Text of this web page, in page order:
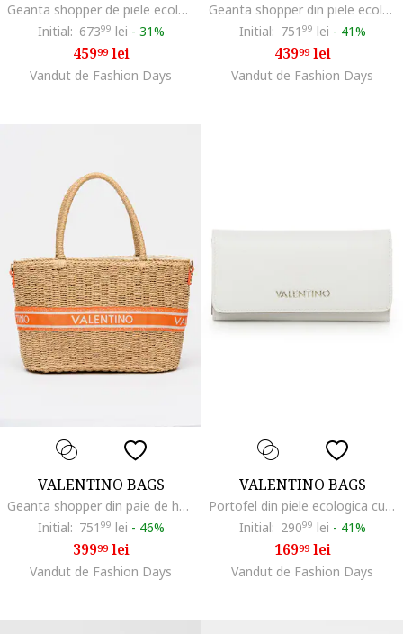
Geanta shopper de piele ecologica, Negru
Initial: 67399 lei - 31%
45999lei
Vandut de Fashion Days
Geanta shopper din piele ecologica si bareta din material textil pentru umar Zero, Maro
Initial: 751 99 lei - 41%
43999lei
Vandut de Fashion Days
VALENTINO BAGS
Geanta shopper din paie de hartie cu banda logo, Maro deschis/Caramiziu
Initial: 751 99 lei - 46%
39999lei
Vandut de Fashion Days
VALENTINO BAGS
Portofel din piele ecologica cu clapa Alexia, Alb
Initial: 29099 lei - 41%
16999lei
Vandut de Fashion Days